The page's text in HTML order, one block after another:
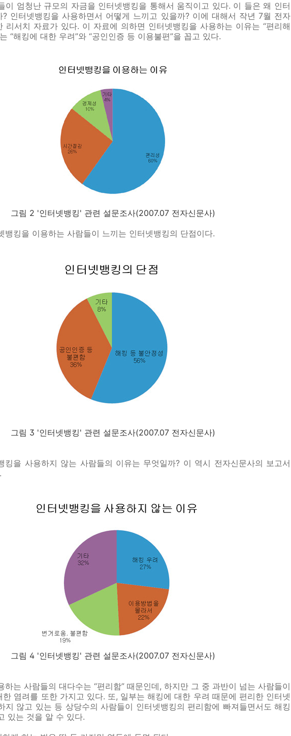
이 엄청난 규모의 자금을 인터넷뱅킹을 통해서 움직이고 있다. 이 들은 왜 인터
? 인터넷뱅킹을 사용하면서 어떻게 느끼고 있을까? 이에 대해서 작년 7월 전자
리서치 자료가 있다. 이 자료에 의하면 인터넷뱅킹을 사용하는 이유는 “편리해
“해킹에 대한 우려”와 “공인인증 등 이용불편”을 꼽고 있다.
그림 2 '인터넷뱅킹' 관련 설문조사(2007.07 전자신문사)
뱅킹을 이용하는 사람들이 느끼는 인터넷뱅킹의 단점이다.
그림 3 '인터넷뱅킹' 관련 설문조사(2007.07 전자신문사)
킹을 사용하지 않는 사람들의 이유는 무엇일까? 이 역시 전자신문사의 보고서
그림 4 '인터넷뱅킹' 관련 설문조사(2007.07 전자신문사)
하는 사람들의 대다수는 “편리함” 때문인데, 하지만 그 중 과반이 넘는 사람들이
한 염려를 또한 가지고 있다. 또, 일부는 해킹에 대한 우려 때문에 편리한 인터넷
지 않고 있는 등 상당수의 사람들이 인터넷뱅킹의 편리함에 빠져들면서도 해킹
있는 것을 알 수 있다.